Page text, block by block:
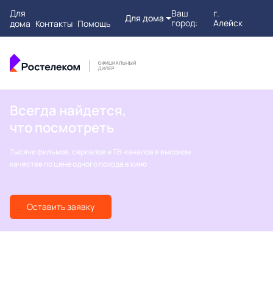
Для
дома Контакты Помощь Для дома
Ваш
город:
г.
Алейск
Всегда найдется,
что посмотреть
Тысячи фильмов, сериалов и ТВ-каналов в высоком
качестве по цене одного похода в кино
Оставить заявку